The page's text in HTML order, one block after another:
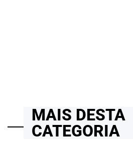
MAIS DESTA
CATEGORIA